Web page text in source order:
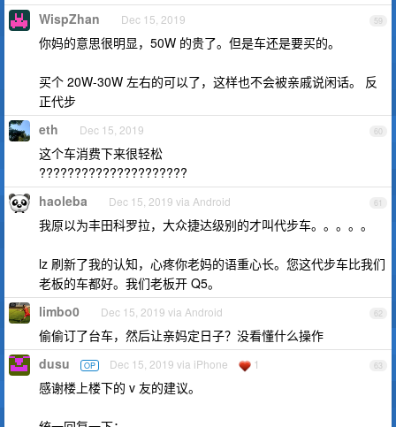
59
WispZhan Dec 15, 2019
你妈的意思很明显，50W 的贵了。但是车还是要买的。
买个 20W-30W 左右的可以了，这样也不会被亲戚说闲话。 反
正代步
60
eth Dec 15, 2019
这个车消费下来很轻松
?????????????????????
61
haoleba Dec 15, 2019 via Android
我原以为丰田科罗拉，大众捷达级别的才叫代步车。。。。。
lz 刷新了我的认知，心疼你老妈的语重心长。您这代步车比我们
老板的车都好。我们老板开 Q5。
62
limbo0 Dec 15, 2019 via Android
偷偷订了台车，然后让亲妈定日子？没看懂什么操作
63
dusu OP Dec 15, 2019 via iPhone 1
感谢楼上楼下的 v 友的建议。